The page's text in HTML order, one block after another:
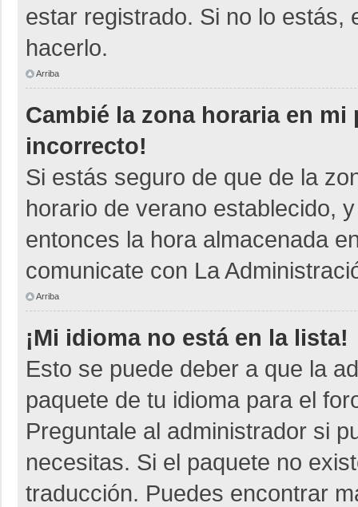
estar registrado. Si no lo estás,
hacerlo.
Arriba
Cambié la zona horaria en
incorrecto!
Si estás seguro de que de la
horario de verano establecido,
entonces la hora almacenada
comunicate con La
Arriba
¡Mi idioma no está en la lista!
Esto se puede deber a que la
paquete de tu idioma para el
Preguntale al administrador si
necesitas. Si el paquete no
traducción. Puedes encontrar